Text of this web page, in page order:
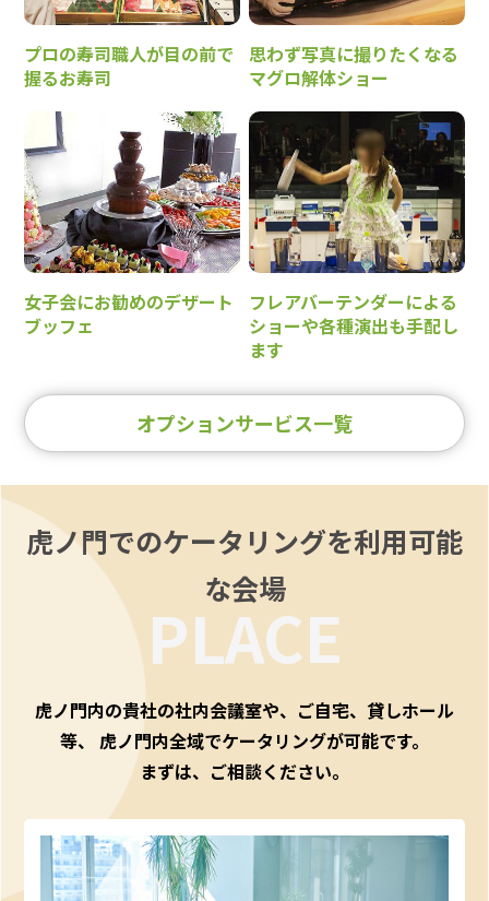
プロの寿司職人が目の前で
握るお寿司
思わず写真に撮りたくなる
マグロ解体ショー
女子会にお勧めのデザート
ブッフェ
フレアバーテンダーによる
ショーや各種演出も手配し
ます
オプションサービス一覧
虎ノ門でのケータリングを利用可能
な会場
PLACE
虎ノ門内の貴社の社内会議室や、ご自宅、貸しホール
等、 虎ノ門内全域でケータリングが可能です。
まずは、ご相談ください。